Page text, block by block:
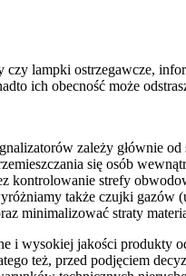
czy lampki ostrzegawcze,
ich obecność może
zależy głównie
się osób
kontrolowanie strefy
także czujki gazów
minimalizować straty
i wysokiej jakości produkty
też, przed podjęciem